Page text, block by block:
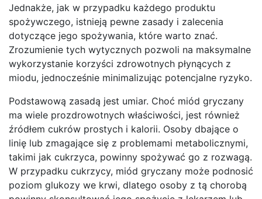
Jednakże, jak w przypadku każdego produktu
spożywczego, istnieją pewne zasady i zalecenia
dotyczące jego spożywania, które warto znać.
Zrozumienie tych wytycznych pozwoli na maksymalne
wykorzystanie korzyści zdrowotnych płynących z
miodu, jednocześnie minimalizując potencjalne ryzyko.
Podstawową zasadą jest umiar. Choć miód gryczany
ma wiele prozdrowotnych właściwości, jest również
źródłem cukrów prostych i kalorii. Osoby dbające o
linię lub zmagające się z problemami metabolicznymi,
takimi jak cukrzyca, powinny spożywać go z rozwagą.
W przypadku cukrzycy, miód gryczany może podnosić
poziom glukozy we krwi, dlatego osoby z tą chorobą